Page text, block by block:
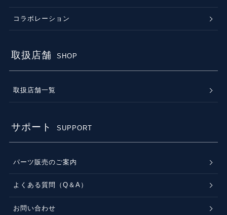
コラボレーション
取扱店舗 SHOP
取扱店舗一覧
サポート SUPPORT
パーツ販売のご案内
よくある質問（Q＆A）
お問い合わせ